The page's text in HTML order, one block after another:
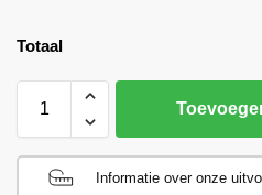
Totaal
Informatie over onze